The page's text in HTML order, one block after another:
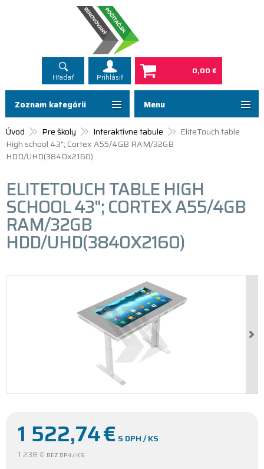
Hľadať Prihlásiť
0,00 €
Menu
Úvod Pre školy Interaktívne tabule
EliteTouch table
High school 43"; Cortex A55/4GB RAM/32GB
HDD/UHD(3840x2160)
ELITETOUCH TABLE HIGH
SCHOOL 43"; CORTEX A55/4GB
RAM/32GB
HDD/UHD(3840X2160)
1 522,74€ S DPH / KS
1 238 € BEZ DPH / KS
Zoznam kategórií